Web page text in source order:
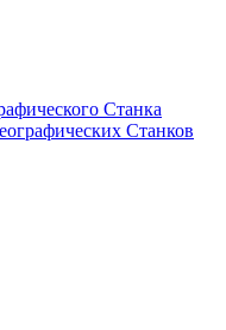
Станка
Станков